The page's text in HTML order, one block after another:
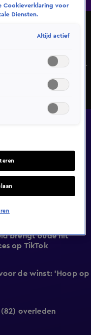
op Wilfred Genee...
Peter Faber
brengt oude hit
op TikTok
de winst: 'Hoop op
overleden
Cookieverklaring voor
Diensten.
Altijd actief